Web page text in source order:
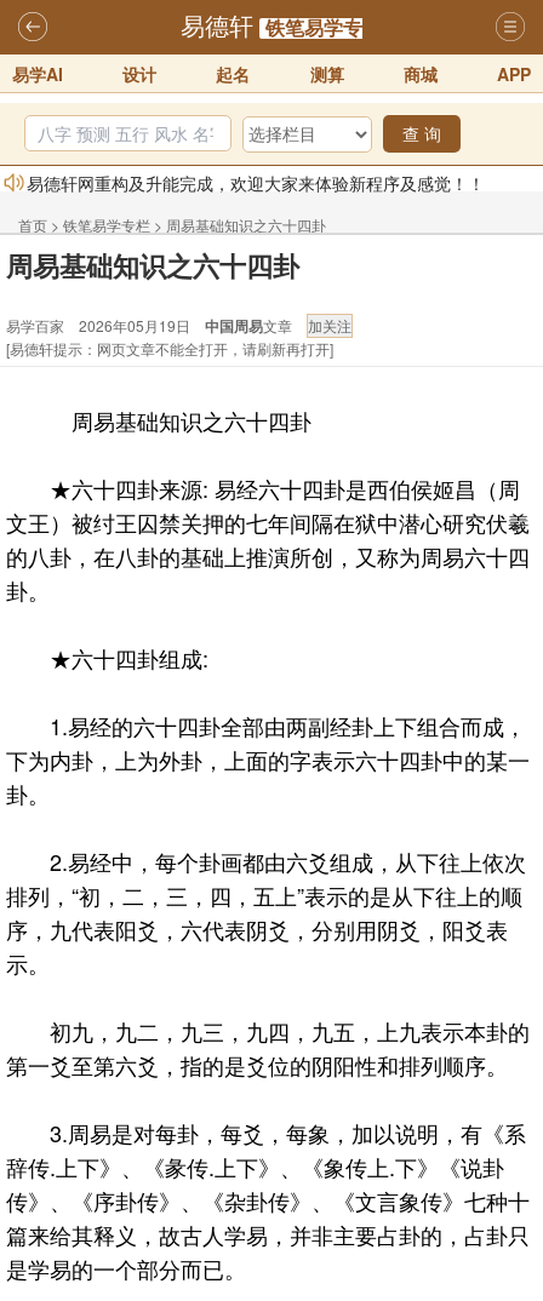
易德轩 铁笔易学专
易学AI 设计 起名 测算 商城 APP
查 询
易德轩网重构及升能完成，欢迎大家来体验新程序及感觉！！
2025-07-01
2026年化太岁锦囊属马、鼠、牛、龙、兔、狗、鸡生肖化太岁开始预
2026丙午年铁笔居士精批年运说明
2025-10-12
易德轩首席风水大师铁笔居士简介！！
易德轩易学ai，ai批八字紫微命理相学，ai智能体客服系统开通，欢迎
体验！！
2025-07-01
首页 > 铁笔易学专栏 > 周易基础知识之六十四卦
周易基础知识之六十四卦
易学百家 2026年05月19日 中国周易文章
[易德轩提示：网页文章不能全打开，请刷新再打开]
周易基础知识之六十四卦
★六十四卦来源: 易经六十四卦是西伯侯姬昌（周
文王）被纣王囚禁关押的七年间隔在狱中潜心研究伏羲
的八卦，在八卦的基础上推演所创，又称为周易六十四
卦。
★六十四卦组成:
1.易经的六十四卦全部由两副经卦上下组合而成，
下为内卦，上为外卦，上面的字表示六十四卦中的某一
卦。
2.易经中，每个卦画都由六爻组成，从下往上依次
排列，“初，二，三，四，五上”表示的是从下往上的顺
序，九代表阳爻，六代表阴爻，分别用阴爻，阳爻表
示。
初九，九二，九三，九四，九五，上九表示本卦的
第一爻至第六爻，指的是爻位的阴阳性和排列顺序。
3.周易是对每卦，每爻，每象，加以说明，有《系
辞传.上下》、《彖传.上下》、《象传上.下》《说卦
传》、《序卦传》、《杂卦传》、《文言象传》七种十
篇来给其释义，故古人学易，并非主要占卦的，占卦只
是学易的一个部分而已。